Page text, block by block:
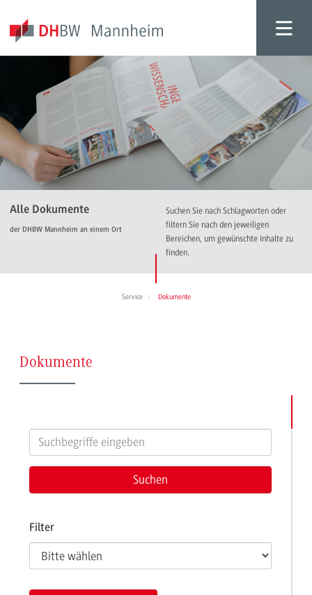
Alle Dokumente
der DHBW Mannheim an einem Ort
Suchen Sie nach Schlagworten oder
filtern Sie nach den jeweiligen
Bereichen, um gewünschte Inhalte zu
finden.
Service Dokumente
Dokumente
Filter